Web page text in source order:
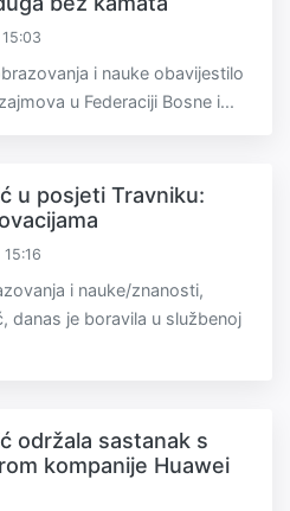
i nauke obavijestilo
u Federaciji Bosne i...
u posjeti Travniku:
i nauke/znanosti,
danas je boravila u službenoj
održala sastanak s
kompanije Huawei